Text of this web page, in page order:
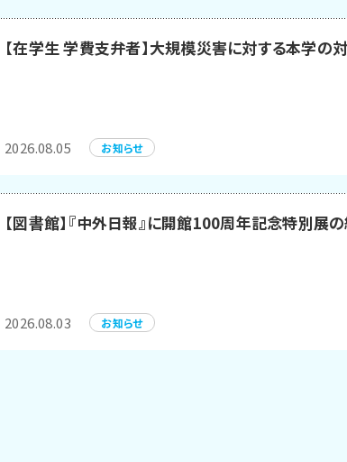
【在学生 学費支弁者】大規模災害に対する本学の
2026.08.05 お知らせ
【図書館】『中外日報』に開館100周年記念特別展
2026.08.03 お知らせ